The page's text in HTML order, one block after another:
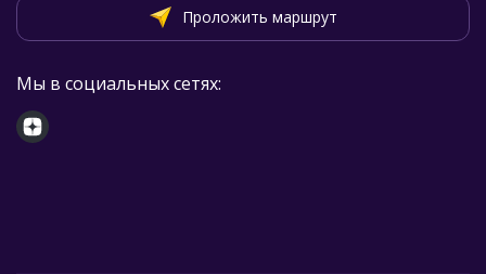
Проложить маршрут
Мы в социальных сетях: